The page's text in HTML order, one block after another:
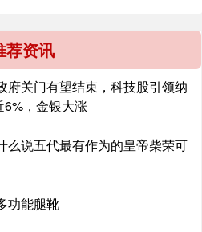
荐资讯
府关门有望结束，科技股引领纳
，金银大涨
么说五代最有作为的皇帝柴荣可
功能腿靴